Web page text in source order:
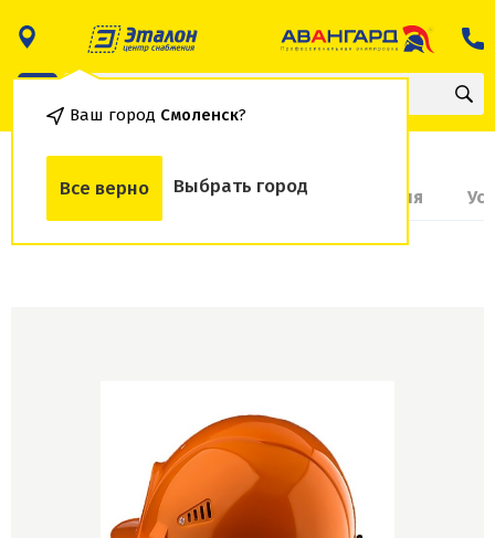
Ваш город Смоленск?
Все верно Выбрать город
О товаре Доставка и оплата Гарантия